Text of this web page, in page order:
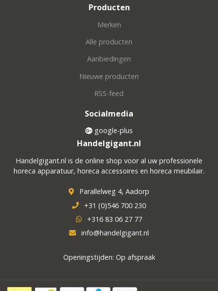
Producten
Merken
Alle producten
Aanbiedingen
Nieuwe producten
RSS-feed
Socialmedia
google-plus
Handelgigant.nl
Handelgigant.nl is de online shop voor al uw professionele
horeca apparatuur, horeca accessoires en horeca meubilair.
Parallelweg 4, Aadorp
+31 (0)546 700 230
+316 83 06 27 77
info@handelgigant.nl
Openingstijden: Op afspraak